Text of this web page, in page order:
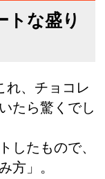
トな盛り
れ、チョコレ
たら驚くでし
したもので、
方」。